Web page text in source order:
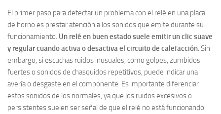
El primer paso para detectar un problema con el relé en una placa
de horno es prestar atención a los sonidos que emite durante su
funcionamiento. Un relé en buen estado suele emitir un clic suave
y regular cuando activa o desactiva el circuito de calefacción. Sin
embargo, si escuchas ruidos inusuales, como golpes, zumbidos
fuertes o sonidos de chasquidos repetitivos, puede indicar una
avería o desgaste en el componente. Es importante diferenciar
estos sonidos de los normales, ya que los ruidos excesivos o
persistentes suelen ser señal de que el relé no está funcionando